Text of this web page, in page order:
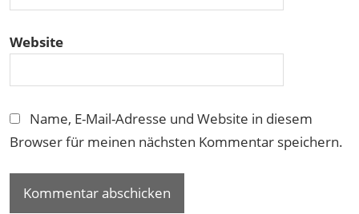
Website
Name, E-Mail-Adresse und Website in diesem
Browser für meinen nächsten Kommentar speichern.